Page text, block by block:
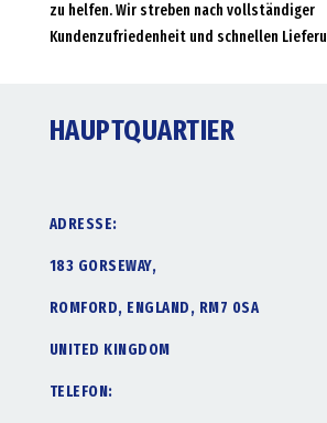
zu helfen. Wir streben nach vollständiger
Kundenzufriedenheit und schnellen
HAUPTQUARTIER
ADRESSE:
183 GORSEWAY,
ROMFORD, ENGLAND, RM7 0SA
UNITED KINGDOM
TELEFON: